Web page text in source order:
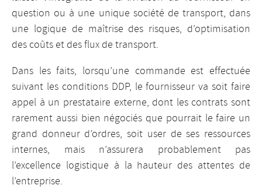
question ou à une unique société de transport, dans
une logique de maîtrise des risques, d’optimisation
des coûts et des flux de transport.
Dans les faits, lorsqu’une commande est effectuée
suivant les conditions DDP, le fournisseur va soit faire
appel à un prestataire externe, dont les contrats sont
rarement aussi bien négociés que pourrait le faire un
grand donneur d’ordres, soit user de ses ressources
internes, mais n’assurera probablement pas
l’excellence logistique à la hauteur des attentes de
l’entreprise.